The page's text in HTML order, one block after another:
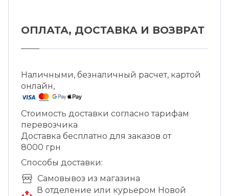
ОПЛАТА, ДОСТАВКА И ВОЗВРАТ
Наличными, безналичный расчет, картой
онлайн,
Стоимость доставки согласно тарифам
перевозчика
Доставка бесплатно для заказов от
8000 грн
Способы доставки:
Cамовывоз из магазина
В отделение или курьером Новой